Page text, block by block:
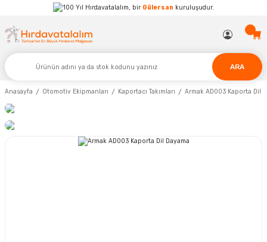
Hırdavatalalım, bir Gülersan kuruluşudur.
ARA
Anasayfa Otomotiv Ekipmanları Kaportacı Takımları Armak AD003 Kaporta Dil